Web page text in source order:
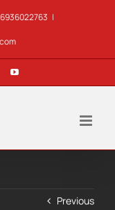
|
YouTube
Previous